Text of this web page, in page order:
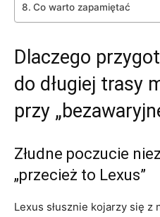
Co warto zapamiętać
Dlaczego
do długiej trasy
przy
Złudne poczucie
„przecież to Lexus”
Lexus słusznie kojarzy się